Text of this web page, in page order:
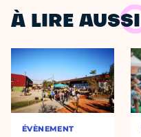
À LIRE AUSSI
ÉVÈNEMENT